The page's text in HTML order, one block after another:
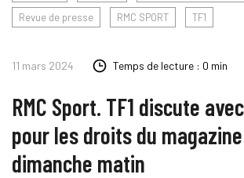
Revue de presse
RMC SPORT TF1
11 mars 2024 Temps de lecture : 0 min
RMC Sport. TF1 discute
pour les droits du
dimanche matin